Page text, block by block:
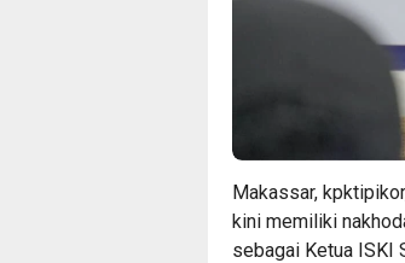
Makassar,
kini memiliki
sebagai Ketua ISKI